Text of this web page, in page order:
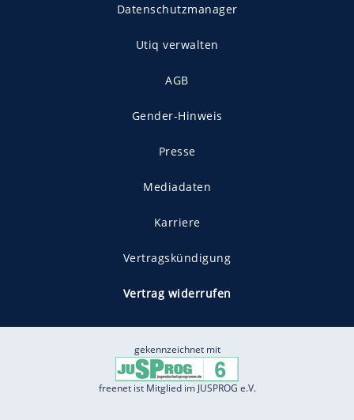
Datenschutzmanager
Utiq verwalten
AGB
Gender-Hinweis
Presse
Mediadaten
Karriere
Vertragskündigung
Vertrag widerrufen
gekennzeichnet mit
freenet ist Mitglied im JUSPROG e.V.